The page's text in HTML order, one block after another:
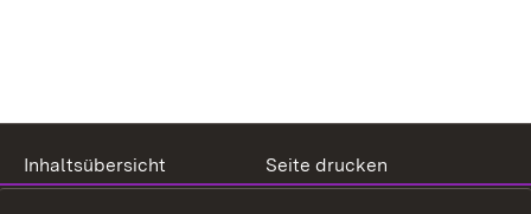
Inhaltsübersicht
Seite drucken